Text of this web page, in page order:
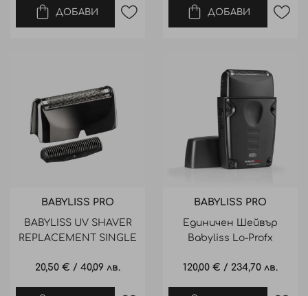
ДОБАВИ ДОБАВИ
BABYLISS PRO
BABYLISS UV SHAVER
REPLACEMENT SINGLE
ЕДИНИЧЕН UV ШЕЙ
20,50 € /40,09 лв.
BABYLISS PRO
Единичен Шейвър
Babyliss Lo-Profx
120,00 € / 234,70 лв.